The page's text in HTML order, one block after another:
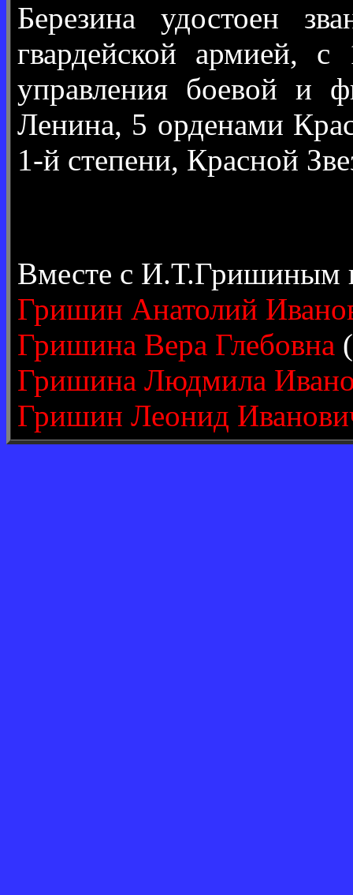
Березина удостоен
гвардейской армией,
управления боевой и
Ленина, 5 орденами
1-й степени, Красной
Вместе с И.Т.Гришиным
Гришин Анатолий
Гришина Вера Глебовна
Гришина Людмила
Гришин Леонид